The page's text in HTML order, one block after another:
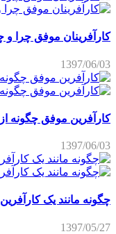
کارآفرینان موفق چرا و
1397/06/03
کارآفرین موفق چگونه
1397/06/03
چگونه مانند یک
1397/05/27